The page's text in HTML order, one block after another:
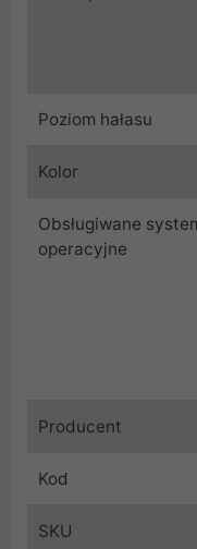
Poziom hałasu
Kolor
Obsługiwane
operacyjne
Producent
Kod
SKU